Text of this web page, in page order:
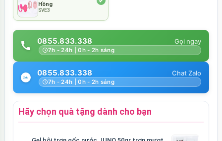
Hồng
SVE3
0855.833.338
7h - 24h | 0h - 2h sáng
0855.833.338
7h - 24h | 0h - 2h sáng
Hãy chọn quà tặng dành cho bạn